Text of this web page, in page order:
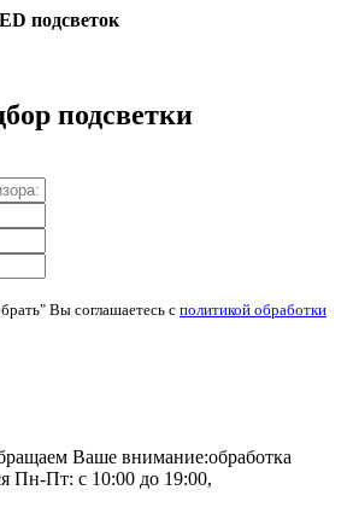
подсветок
подсветки
Вы соглашаетесь с политикой обработки
Ваше внимание:обработка
Пн-Пт: с 10:00 до 19:00,